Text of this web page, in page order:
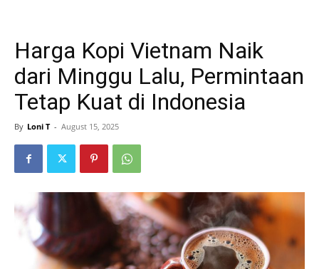
Harga Kopi Vietnam Naik
dari Minggu Lalu, Permintaan
Tetap Kuat di Indonesia
By Loni T - August 15, 2025